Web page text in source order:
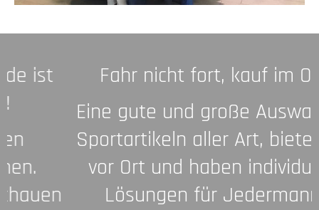
Fahr nicht fort, kauf im Ort!
Eine gute und große Auswahl an
Sportartikeln aller Art, bieten wir
vor Ort und haben individuelle
Lösungen für Jedermann!